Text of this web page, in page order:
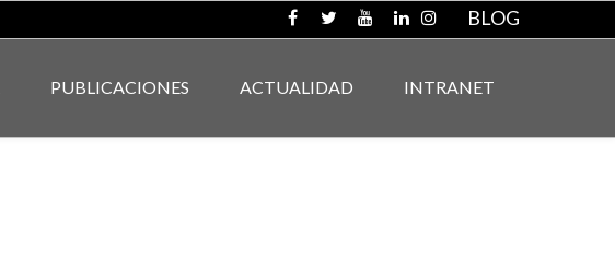
BLOG
PUBLICACIONES ACTUALIDAD INTRANET